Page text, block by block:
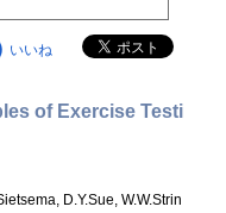
いいね
of Exercise Testi
D.Y.Sue, W.W.Strin